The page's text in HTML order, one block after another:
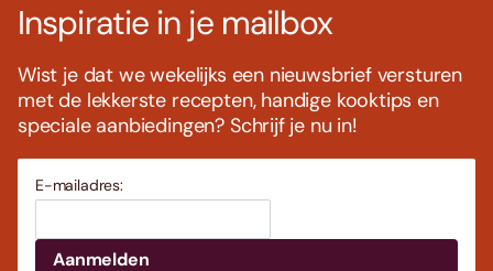
Inspiratie in je mailbox
Wist je dat we wekelijks een nieuwsbrief versturen
met de lekkerste recepten, handige kooktips en
speciale aanbiedingen? Schrijf je nu in!
E-mailadres: